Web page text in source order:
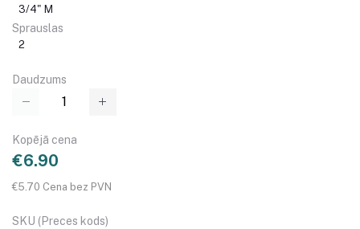
3/4" M
Sprauslas
2
Daudzums
Kopējā cena
€6.90
€5.70 Cena bez PVN
SKU (Preces kods)